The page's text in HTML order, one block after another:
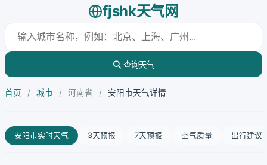
fjshk天气网
查询天气
首页 / 城市 / 河南省 / 安阳市天气详情
安阳市实时天气 3天预报 7天预报 空气质量 出行建议